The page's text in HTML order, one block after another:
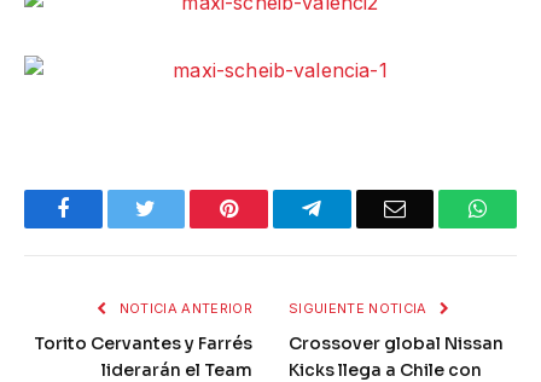
Facebook Pinterest TelegramEmail
NOTICIA ANTERIOR
Torito Cervantes y Farrés
liderarán el Team
SIGUIENTE NOTICIA
Crossover global Nissan
Kicks llega a Chile con